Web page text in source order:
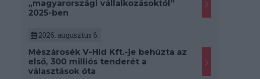
„magyarországi vállalkozásoktól”
2025-ben
2026. augusztus 6.
Mészárosék V-Híd Kft.-je behúzta az
első, 300 milliós tenderét a
választások óta